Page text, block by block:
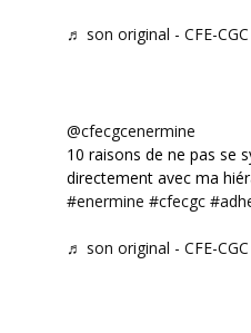
♬ son original - CFE-
@cfecgcenermine
10 raisons de ne pas se
directement avec ma
#enermine #cfecgc
♬ son original - CFE-